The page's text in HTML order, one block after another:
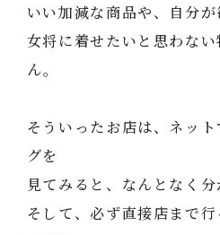
いい加減な商品や、自分が
女将に着せたいと思わな
ん。
そういったお店は、ネッ
グを
見てみると、なんとなく分
そして、必ず直接店まで